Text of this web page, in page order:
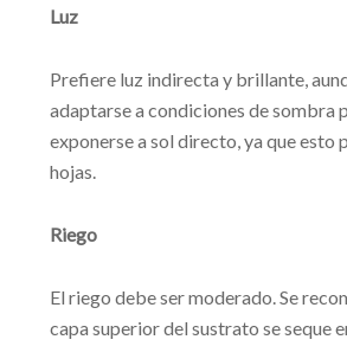
Luz
Prefiere luz indirecta y brillante,
adaptarse a condiciones de sombra
exponerse a sol directo, ya que esto
hojas.
Riego
El riego debe ser moderado. Se
capa superior del sustrato se seque